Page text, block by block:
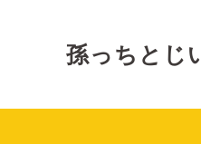
孫っちとじ